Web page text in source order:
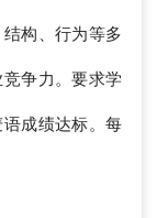
构、行为等多
争力。要求学
成绩达标。每